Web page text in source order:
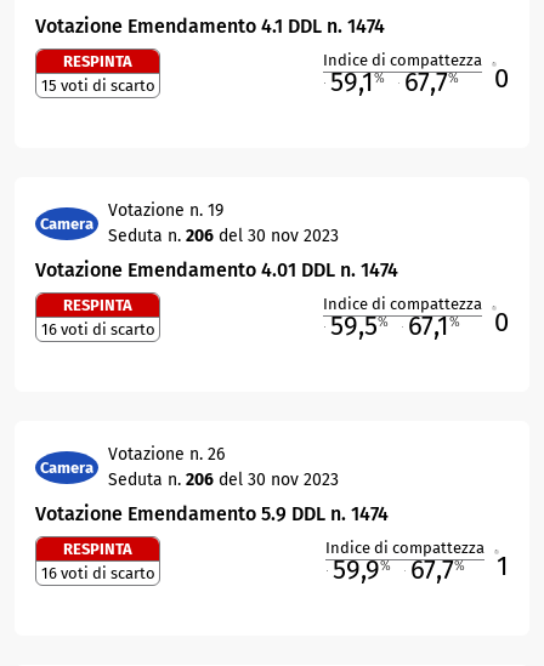
Votazione Emendamento 4.1 DDL n. 1474
RESPINTA
15 voti di scarto
Indice di compattezza
59,1% 67,7% 0
Camera
Votazione n. 19
Seduta n. 206 del 30 nov 2023
Votazione Emendamento 4.01 DDL n. 1474
RESPINTA
16 voti di scarto
Indice di compattezza
59,5% 67,1% 0
Camera
Votazione n. 26
Seduta n. 206 del 30 nov 2023
Votazione Emendamento 5.9 DDL n. 1474
RESPINTA
16 voti di scarto
Indice di compattezza
59,9% 67,7% 1